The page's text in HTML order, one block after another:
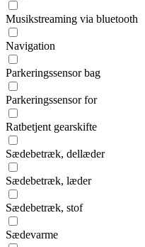
Musikstreaming via bluetooth
Navigation
Parkeringssensor bag
Parkeringssensor for
Ratbetjent gearskifte
Sædebetræk, dellæder
Sædebetræk, læder
Sædebetræk, stof
Sædevarme